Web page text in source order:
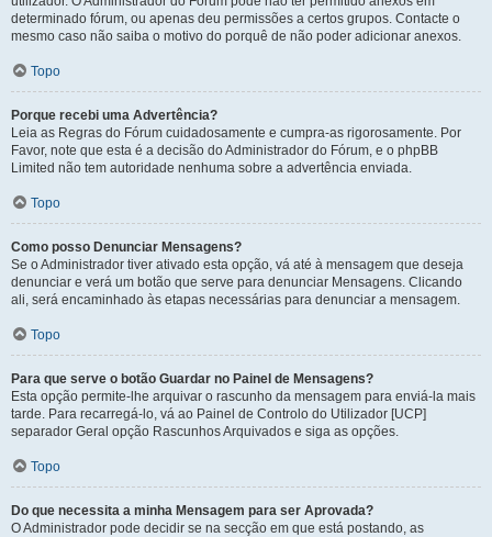
determinado fórum, ou apenas deu permissões a certos grupos. Contacte o
mesmo caso não saiba o motivo do porquê de não poder adicionar anexos.
Topo
Porque recebi uma Advertência?
Leia as Regras do Fórum cuidadosamente e cumpra-as rigorosamente. Por
Favor, note que esta é a decisão do Administrador do Fórum, e o phpBB
Limited não tem autoridade nenhuma sobre a advertência enviada.
Topo
Como posso Denunciar Mensagens?
Se o Administrador tiver ativado esta opção, vá até à mensagem que deseja
denunciar e verá um botão que serve para denunciar Mensagens. Clicando
ali, será encaminhado às etapas necessárias para denunciar a mensagem.
Topo
Para que serve o botão Guardar no Painel de Mensagens?
Esta opção permite-lhe arquivar o rascunho da mensagem para enviá-la mais
tarde. Para recarregá-lo, vá ao Painel de Controlo do Utilizador [UCP]
separador Geral opção Rascunhos Arquivados e siga as opções.
Topo
Do que necessita a minha Mensagem para ser Aprovada?
O Administrador pode decidir se na secção em que está postando, as